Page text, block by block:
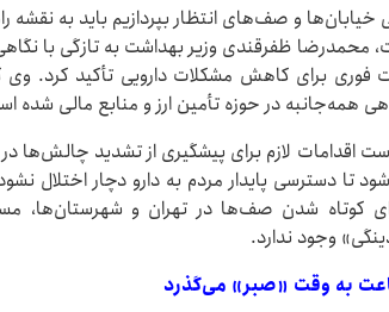
خیابان‌ها و صف‌های انتظار بپردازیم باید به نقشه
محمدرضا ظفرقندی وزیر بهداشت به تازگی با
فوری برای کاهش مشکلات دارویی تأکید کرد. وی
همه‌جانبه در حوزه تأمین ارز و منابع مالی شده
اقدامات لازم برای پیشگیری از تشدید چالش‌ها
تا دسترسی پایدار مردم به دارو دچار اختلال
کوتاه شدن صف‌ها در تهران و شهرستان‌ها،
وجود ندارد.
به وقت «صبر» می‌گذرد